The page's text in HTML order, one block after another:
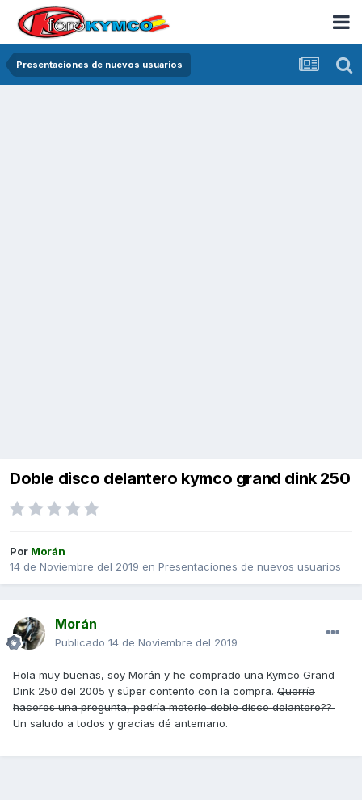
Presentaciones de nuevos usuarios
Doble disco delantero kymco grand dink 250
Por Morán
14 de Noviembre del 2019 en Presentaciones de nuevos usuarios
Morán
Publicado 14 de Noviembre del 2019
Hola muy buenas, soy Morán y he comprado una Kymco Grand
Dink 250 del 2005 y súper contento con la compra. Querría
haceros una pregunta, podría meterle doble disco delantero??
Un saludo a todos y gracias dé antemano.